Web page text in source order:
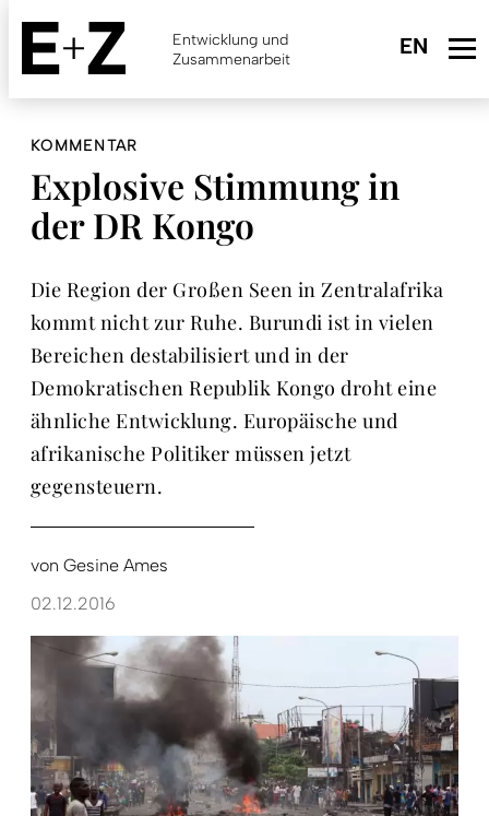
Skip
main
content
Entwicklung und
Zusammenarbeit
KOMMENTAR
Explosive Stimmung in
der DR Kongo
Die Region der Großen Seen in Zentralafrika
kommt nicht zur Ruhe. Burundi ist in vielen
Bereichen destabilisiert und in der
Demokratischen Republik Kongo droht eine
ähnliche Entwicklung. Euro­päische und
afrikanische Politiker müssen jetzt
gegensteuern.
von Gesine Ames
02.12.2016